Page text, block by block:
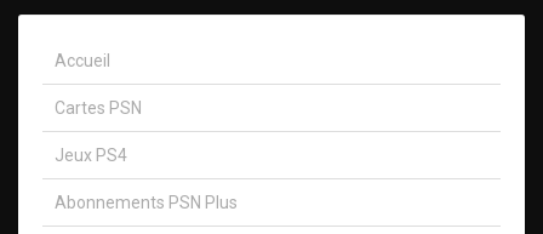
Accueil
Cartes PSN
Jeux PS4
Abonnements PSN Plus